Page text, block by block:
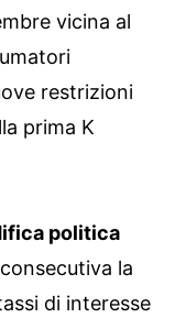
vicina al
restrizioni
prima K
politica
la
di interesse